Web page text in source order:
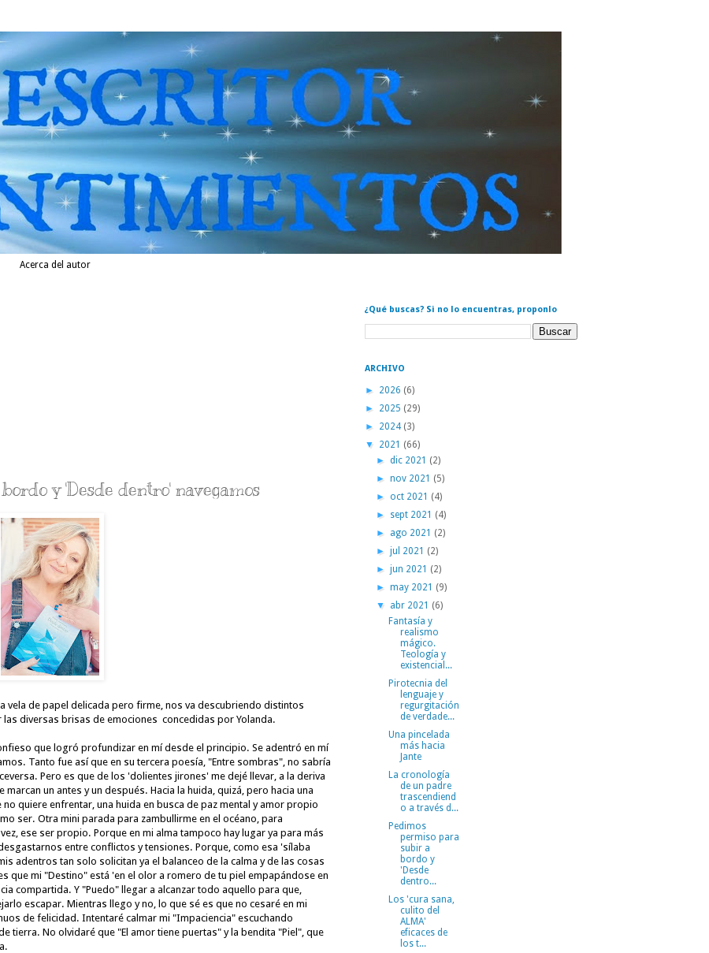
Acerca del autor
y 'Desde dentro' navegamos
vela de papel delicada pero firme, nos va descubriendo distintos
diversas brisas de emociones  concedidas por Yolanda.
que logró profundizar en mí desde el principio. Se adentró en mí
Tanto fue así que en su tercera poesía, "Entre sombras", no sabría
Pero es que de los 'dolientes jirones' me dejé llevar, a la deriva
un antes y un después. Hacia la huida, quizá, pero hacia una
quiere enfrentar, una huida en busca de paz mental y amor propio
ser. Otra mini parada para zambullirme en el océano, para
ese ser propio. Porque en mi alma tampoco hay lugar ya para más
entre conflictos y tensiones. Porque, como esa 'sílaba
adentros tan solo solicitan ya el balanceo de la calma y de las cosas
que mi "Destino" está 'en el olor a romero de tu piel empapándose en
compartida. Y "Puedo" llegar a alcanzar todo aquello para que,
escapar. Mientras llego y no, lo que sé es que no cesaré en mi
de felicidad. Intentaré calmar mi "Impaciencia" escuchando
tierra. No olvidaré que "El amor tiene puertas" y la bendita "Piel", que
¿Qué buscas? Si no lo encuentras, proponlo
ARCHIVO
► 2026 (6)
► 2025 (29)
► 2024 (3)
▼ 2021 (66)
►dic 2021 (2)
►nov 2021 (5)
► oct 2021 (4)
► sept 2021 (4)
► ago 2021 (2)
►jul 2021 (2)
►jun 2021 (2)
►may 2021 (9)
▼ abr 2021 (6)
Fantasía y
realismo
mágico.
Teología y
existencial...
Pirotecnia del
lenguaje y
regurgitación
de verdade...
Una pincelada
más hacia
Jante
La cronología
de un padre
trascendiend
o a través d...
Pedimos
permiso para
subir a
bordo y
'Desde
dentro...
Los 'cura sana,
culito del
ALMA'
eficaces de
los t...